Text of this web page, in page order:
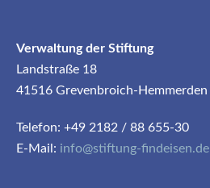
Verwaltung der Stiftung
Landstraße 18
41516 Grevenbroich-Hemmerden
Telefon: +49 2182 / 88 655-30
E-Mail: info@stiftung-findeisen.de